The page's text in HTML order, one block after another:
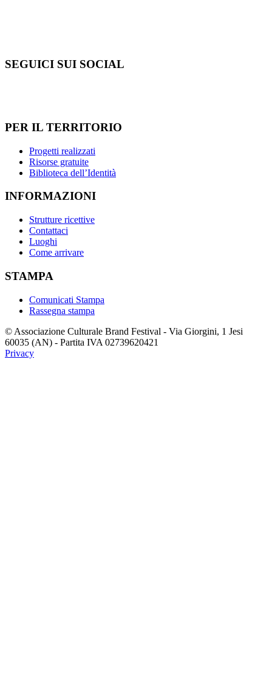
SEGUICI SUI SOCIAL
PER IL TERRITORIO
Progetti realizzati
Risorse gratuite
Biblioteca dell’Identità
INFORMAZIONI
Strutture ricettive
Contattaci
Luoghi
Come arrivare
STAMPA
Comunicati Stampa
Rassegna stampa
© Associazione Culturale Brand Festival - Via Giorgini, 1 Jesi
60035 (AN) - Partita IVA 02739620421
Privacy